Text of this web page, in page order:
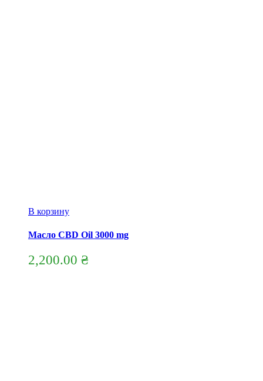
В корзину
Масло CBD Oil 3000 mg
2,200.00 ₴